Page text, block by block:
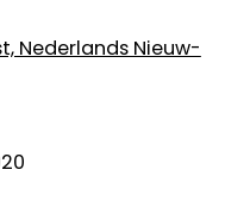
Nederlands Nieuw-